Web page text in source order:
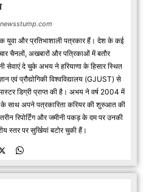
युवा और प्रतिभाशाली पत्रकार हैं। देश के कई
चैनलों, अखबारों और पत्रिकाओं में बतौर
सेवाएं दे चुके अभय ने हरियाणा के हिसार स्थित
एवं प्रौद्योगिकी विश्वविद्यालय (GJUST) से
डिग्री प्राप्त की है। अभय ने वर्ष 2004 में
साथ अपने पत्रकारिता करियर की शुरुआत की
रिपोर्टिंग और जमीनी पकड़ के दम पर उनकी
स्तर पर सुर्खियां बटोर चुकी हैं।